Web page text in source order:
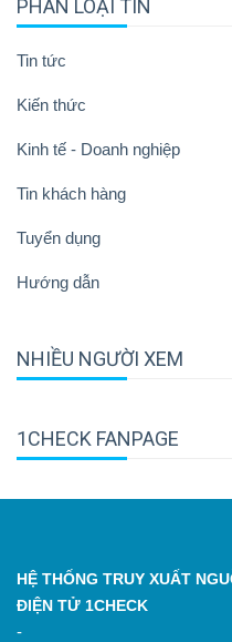
PHÂN LOẠI TIN
Tin tức
Kiến thức
Kinh tế - Doanh nghiệp
Tin khách hàng
Tuyển dụng
Hướng dẫn
NHIỀU NGƯỜI XEM
1CHECK FANPAGE
HỆ THỐNG TRUY XUẤT
ĐIỆN TỬ 1CHECK
-